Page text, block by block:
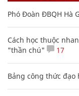
Phó Đoàn ĐBQH Hà
Cách học thuộc
"thần chú"
17
Bảng công thức